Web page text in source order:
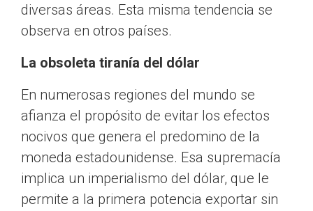
diversas áreas. Esta misma tendencia se
observa en otros países.
La obsoleta tiranía del dólar
En numerosas regiones del mundo se
afianza el propósito de evitar los efectos
nocivos que genera el predomino de la
moneda estadounidense. Esa supremacía
implica un imperialismo del dólar, que le
permite a la primera potencia exportar sin